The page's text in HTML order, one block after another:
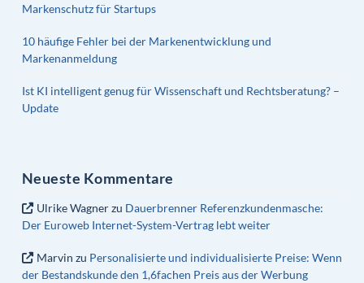
Markenschutz für Startups
10 häufige Fehler bei der Markenentwicklung und
Markenanmeldung
Ist KI intelligent genug für Wissenschaft und Rechtsberatung? –
Update
Neueste Kommentare
Ulrike Wagnerzu Dauerbrenner Referenzkundenmasche:
Der Euroweb Internet-System-Vertrag lebt weiter
Marvin zu Personalisierte und individualisierte Preise: Wenn
der Bestandskunde den 1,6fachen Preis aus der Werbung